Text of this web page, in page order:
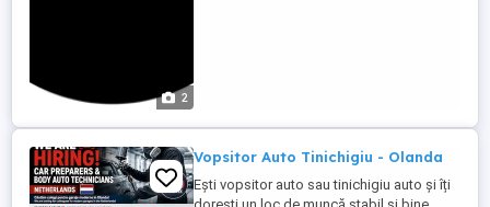
2
Vopsitor Auto Tinichigiu - Olanda
Ești vopsitor auto sau tinichigiu auto și îți